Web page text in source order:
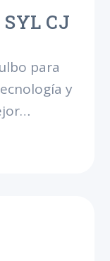
SYL CJ
para
y
el